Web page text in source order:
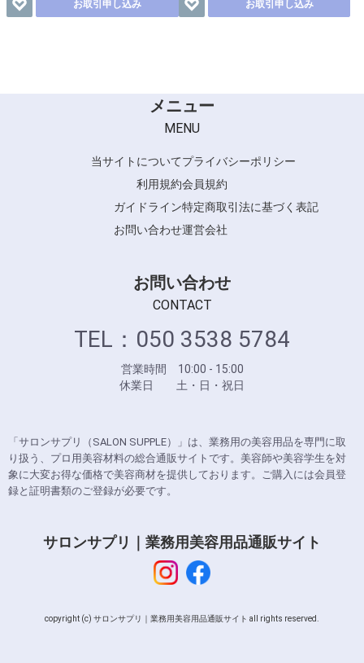
お取引申し込み お取引申し込み
メニュー
MENU
当サイトについてプライバシーポリシー
利用規約会員規約
ガイドライン特定商取引法に基づく表記
お問い合わせ運営会社
お問い合わせ
CONTACT
TEL：050 3538 5784
営業時間 10:00 - 15:00
休業日 土・日・祝日
「サロンサプリ（SALON SUPPLE）」は、業務用の美容用品を専門に取
り扱う、プロ用美容材料の総合通販サイトです。美容師や美容学生を対
象に大変お得な価格で美容商材を提供しております。ご購入には会員登
録と証明書類のご登録が必要です。
サロンサプリ｜業務用美容用品通販サイト
copyright (c) サロンサプリ｜業務用美容用品通販サイト all rights reserved.